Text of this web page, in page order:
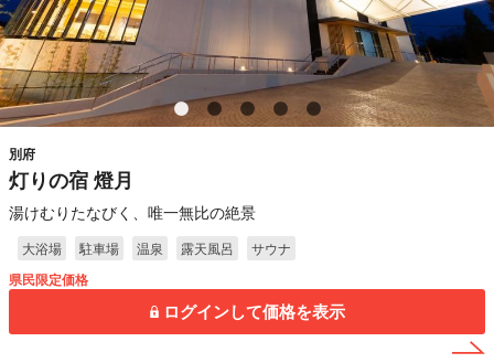
別府
灯りの宿 燈月
湯けむりたなびく、唯一無比の絶景
大浴場 駐車場 温泉 露天風呂 サウナ
県民限定価格
ログインして価格を表示